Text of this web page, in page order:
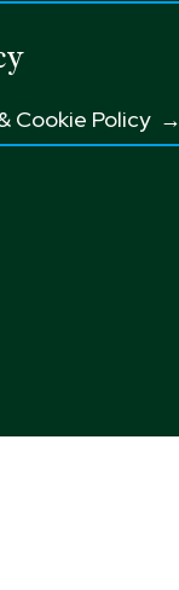
Cookie Policy →